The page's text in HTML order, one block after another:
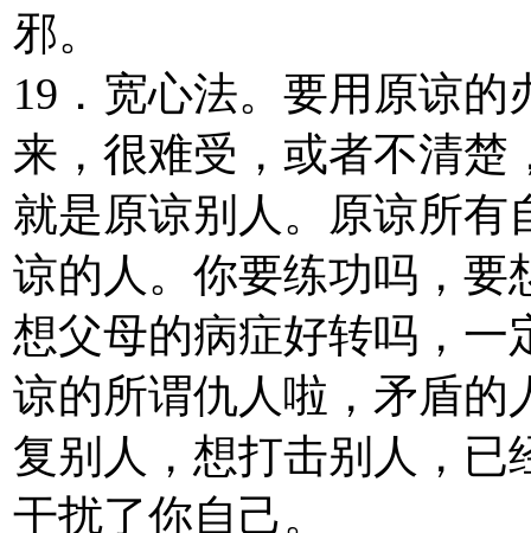
邪。
19．宽心法。要用原谅
来，很难受，或者不清楚
就是原谅别人。原谅所有
谅的人。你要练功吗，要
想父母的病症好转吗，一
谅的所谓仇人啦，矛盾的
复别人，想打击别人，已
干扰了你自己。